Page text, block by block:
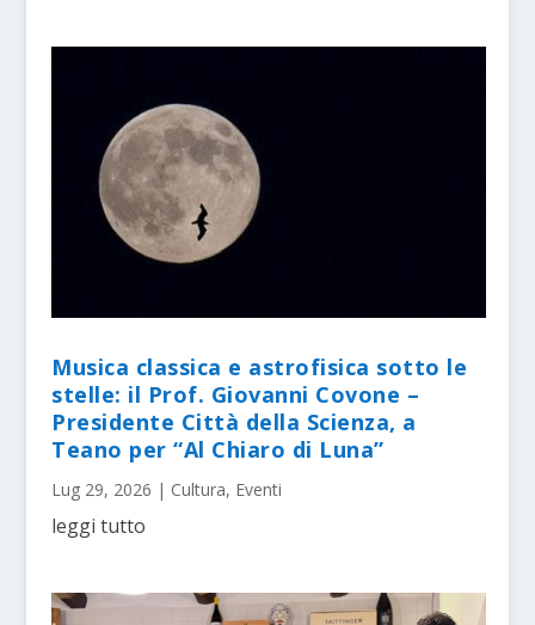
Musica classica e astrofisica sotto le
stelle: il Prof. Giovanni Covone –
Presidente Città della Scienza, a
Teano per “Al Chiaro di Luna”
Lug 29, 2026 | Cultura, Eventi
leggi tutto